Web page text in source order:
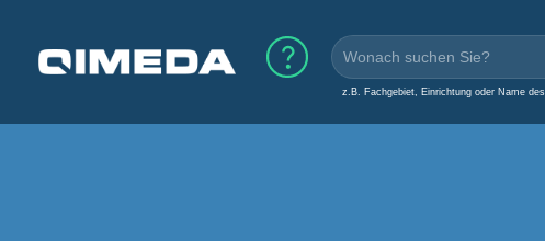
z.B. Fachgebiet, Einrichtung oder Name